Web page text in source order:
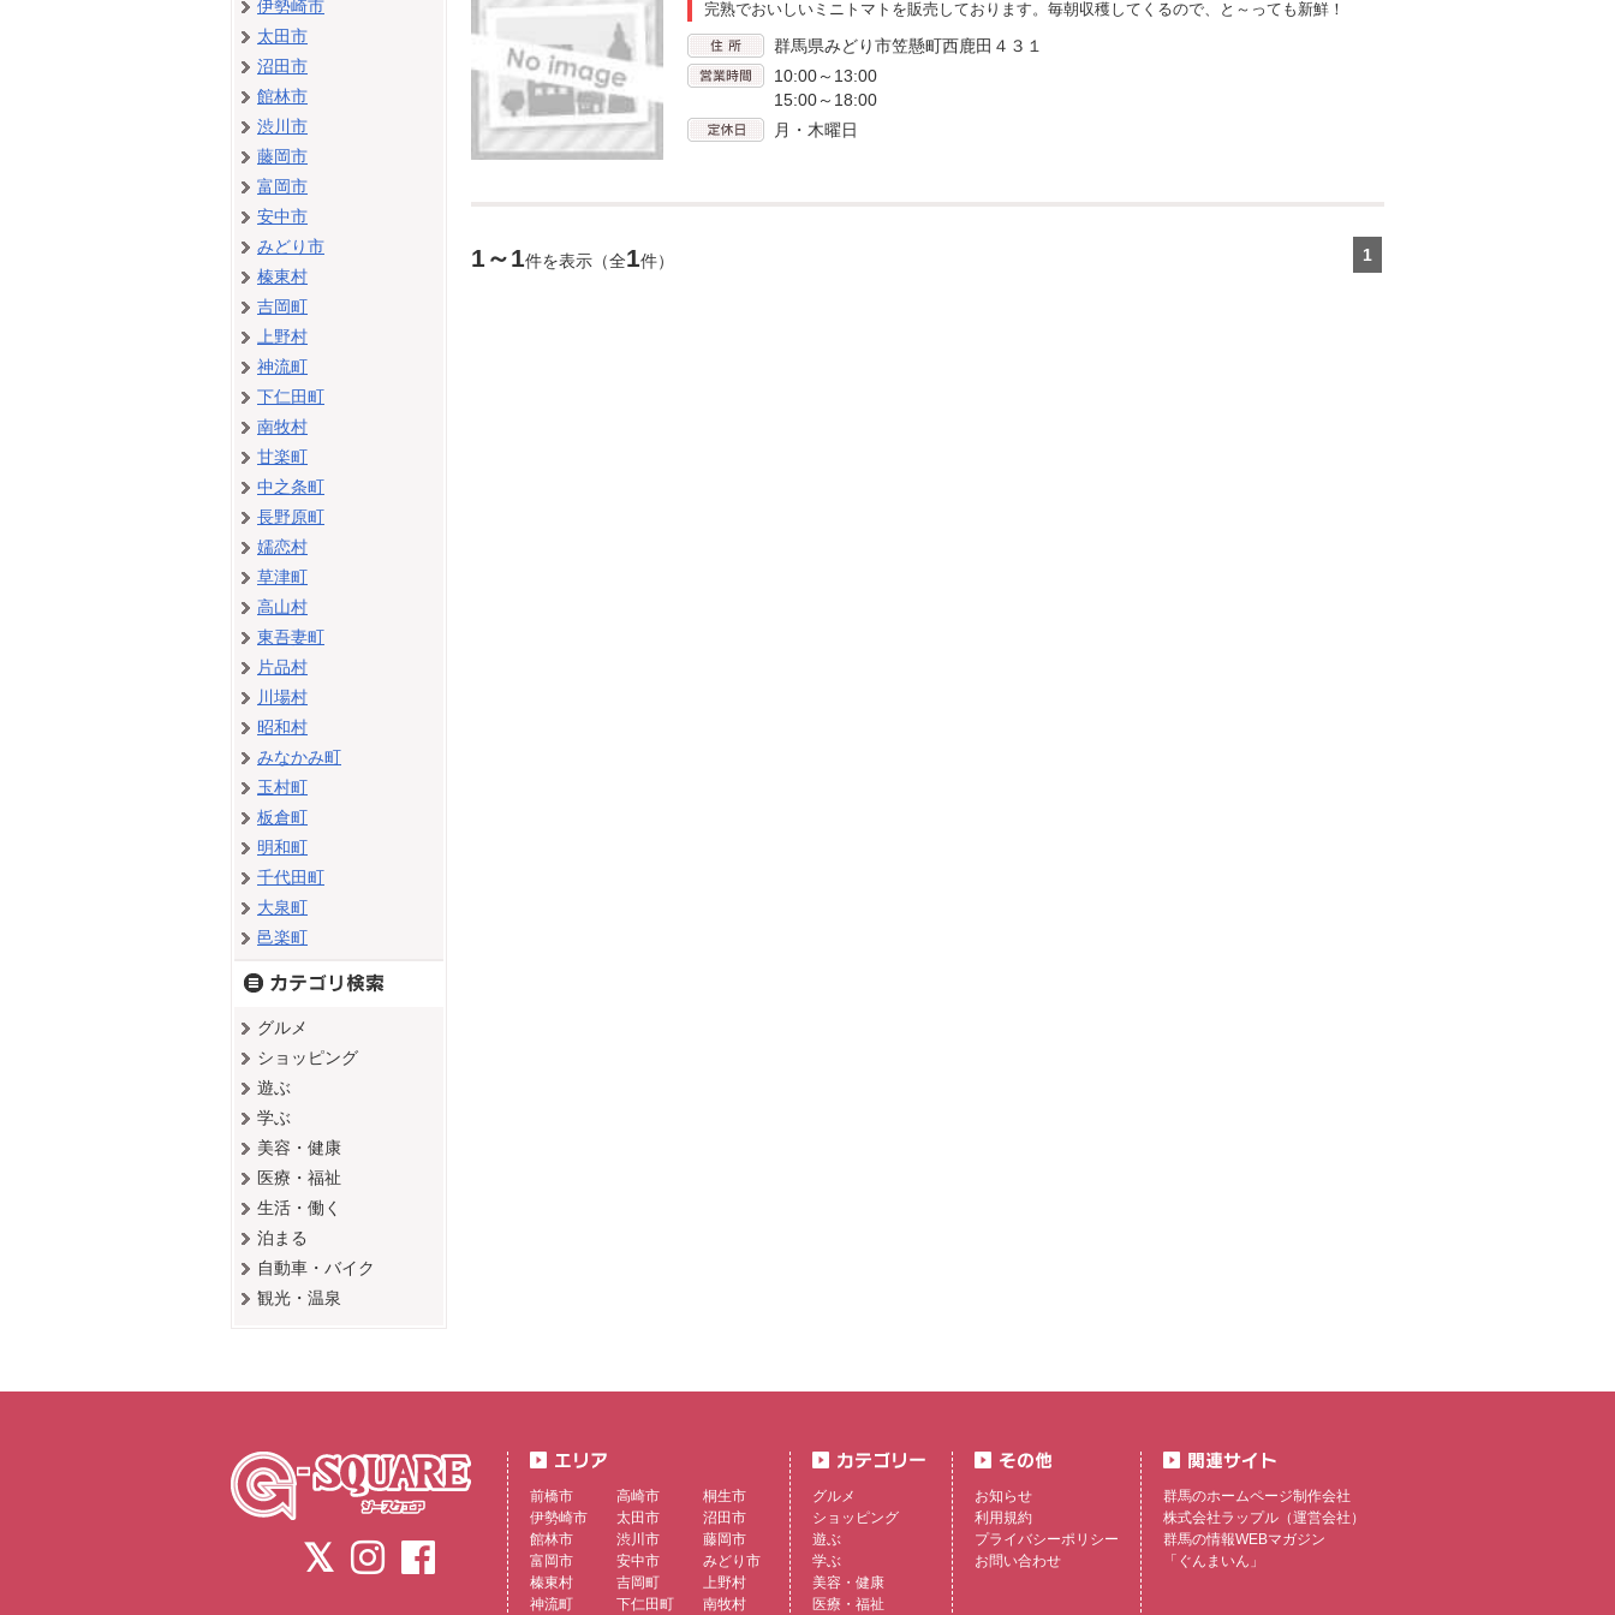
完熟でおいしいミニトマトを販売しております。毎朝収穫してくるので、と～っても新鮮！
群馬県みどり市笠懸町西鹿田４３１
10:00～13:00
15:00～18:00
月・木曜日
1～1件を表示（全1件） 1
伊勢崎市
太田市
沼田市
館林市
渋川市
藤岡市
富岡市
安中市
みどり市
榛東村
吉岡町
上野村
神流町
下仁田町
南牧村
甘楽町
中之条町
長野原町
嬬恋村
草津町
高山村
東吾妻町
片品村
川場村
昭和村
みなかみ町
玉村町
板倉町
明和町
千代田町
大泉町
邑楽町
グルメ
ショッピング
遊ぶ
学ぶ
美容・健康
医療・福祉
生活・働く
泊まる
自動車・バイク
観光・温泉
前橋市 高崎市
桐生市
伊勢崎市
太田市
沼田市
館林市
渋川市
藤岡市
富岡市
安中市
みどり市
榛東村
吉岡町
上野村
神流町
下仁田町 南牧村
グルメ
ショッピング
遊ぶ
学ぶ
美容・健康
医療・福祉
お知らせ
利用規約
プライバシーポリシー
お問い合わせ
群馬のホームページ制作会社
株式会社ラップル （運営会社）
群馬の情報WEBマガジン
「ぐんまいん」